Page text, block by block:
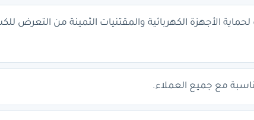
الأجهزة الكهربائية والمقتنيات الثمينة من التعرض
مع جميع العملاء.